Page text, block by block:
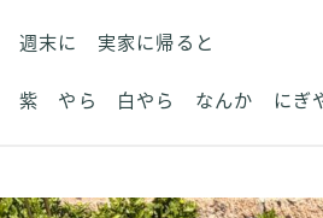
週末に 実家に帰ると
紫 やら 白やら なんか にぎや